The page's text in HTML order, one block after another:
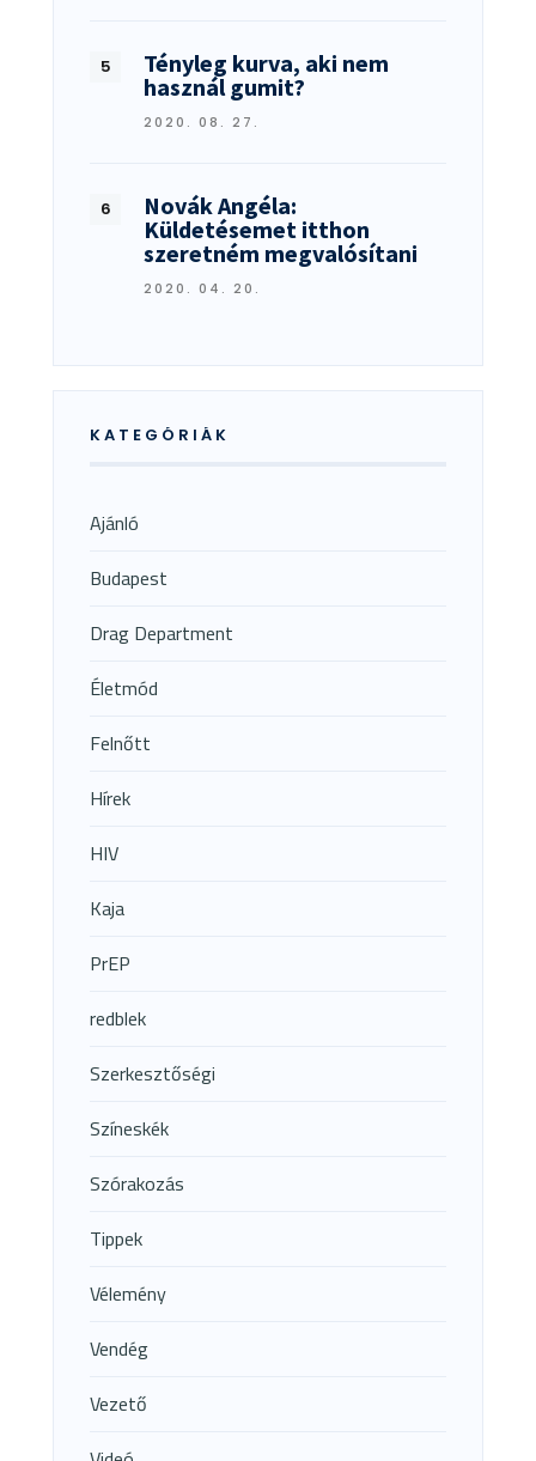
Tényleg kurva, aki nem
használ gumit?
2020. 08. 27.
Novák Angéla:
Küldetésemet itthon
szeretném megvalósítani
2020. 04. 20.
KATEGÓRIÁK
Ajánló
Budapest
Drag Department
Életmód
Felnőtt
Hírek
HIV
Kaja
PrEP
redblek
Szerkesztőségi
Színeskék
Szórakozás
Tippek
Vélemény
Vendég
Vezető